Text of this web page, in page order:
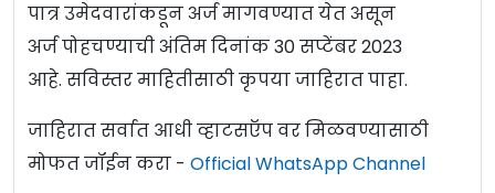
पात्र उमेदवारांकडून अर्ज मागवण्यात येत असून
अर्ज पोहचण्याची अंतिम दिनांक 30 सप्टेंबर 2023
आहे. सविस्तर माहितीसाठी कृपया जाहिरात पाहा.
जाहिरात सर्वात आधी व्हाटसऍप वर मिळवण्यासाठी
मोफत जॉईन करा - Official WhatsApp Channel